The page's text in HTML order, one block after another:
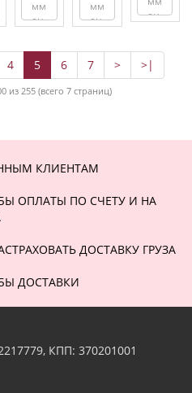
4 5 6 7 > >|
из 255 (всего 7 страниц)
КЛИЕНТАМ
ОПЛАТЫ ПО СЧЕТУ И НА
ДОСТАВКУ ГРУЗА
ДОСТАВКИ
КПП: 370201001